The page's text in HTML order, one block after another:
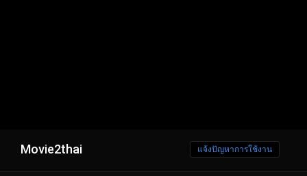
Movie2thai แจ้งปัญหาการใช้งาน